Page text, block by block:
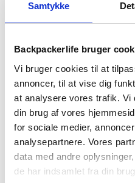
Samtykke
Backpackerlife bruger
Vi bruger cookies til at
annoncer, til at vise dig
at analysere vores trafik. Vi
din brug af vores
for sociale medier,
analysepartnere. Vores
data med andre
de har indsamlet fra din
Sea to Summit’s Camp
en ske-gaffel-kombination.
glasforstærket polypropylen,
og en fornøjelse at bruge.
opvaskemaskine. Bestikkets
som det øvrige Sea to
dermed pakkes praktisk